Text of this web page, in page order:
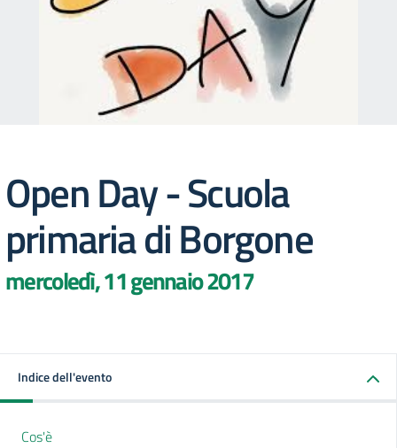
Open Day - Scuola
primaria di Borgone
mercoledì, 11 gennaio 2017
Indice dell'evento
Cos'è